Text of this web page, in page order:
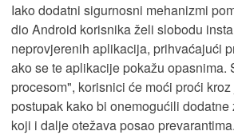
Iako dodatni sigurnosni mehanizmi
dio Android korisnika želi slobodu
neprovjerenih aplikacija, prihvaćajući
ako se te aplikacije pokažu opasnima.
procesom", korisnici će moći proći
postupak kako bi onemogućili
koji i dalje otežava posao prevarantima.